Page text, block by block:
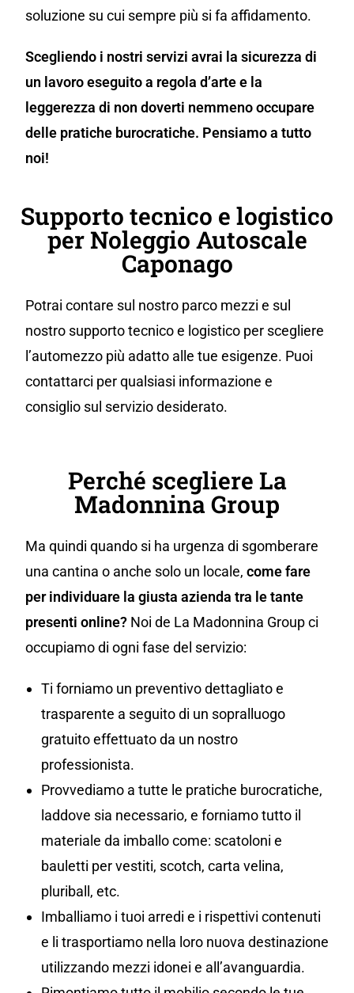
soluzione su cui sempre più si fa affidamento.
Scegliendo i nostri servizi avrai la sicurezza di
un lavoro eseguito a regola d’arte e la
leggerezza di non doverti nemmeno occupare
delle pratiche burocratiche. Pensiamo a tutto
noi!
Supporto tecnico e logistico
per Noleggio Autoscale
Caponago
Potrai contare sul nostro parco mezzi e sul
nostro supporto tecnico e logistico per scegliere
l’automezzo più adatto alle tue esigenze. Puoi
contattarci per qualsiasi informazione e
consiglio sul servizio desiderato.
Perché scegliere La
Madonnina Group
Ma quindi quando si ha urgenza di sgomberare
una cantina o anche solo un locale, come fare
per individuare la giusta azienda tra le tante
presenti online? Noi de La Madonnina Group ci
occupiamo di ogni fase del servizio:
Ti forniamo un preventivo dettagliato e
trasparente a seguito di un sopralluogo
gratuito effettuato da un nostro
professionista.
Provvediamo a tutte le pratiche burocratiche,
laddove sia necessario, e forniamo tutto il
materiale da imballo come: scatoloni e
bauletti per vestiti, scotch, carta velina,
pluriball, etc.
Imballiamo i tuoi arredi e i rispettivi contenuti
e li trasportiamo nella loro nuova destinazione
utilizzando mezzi idonei e all’avanguardia.